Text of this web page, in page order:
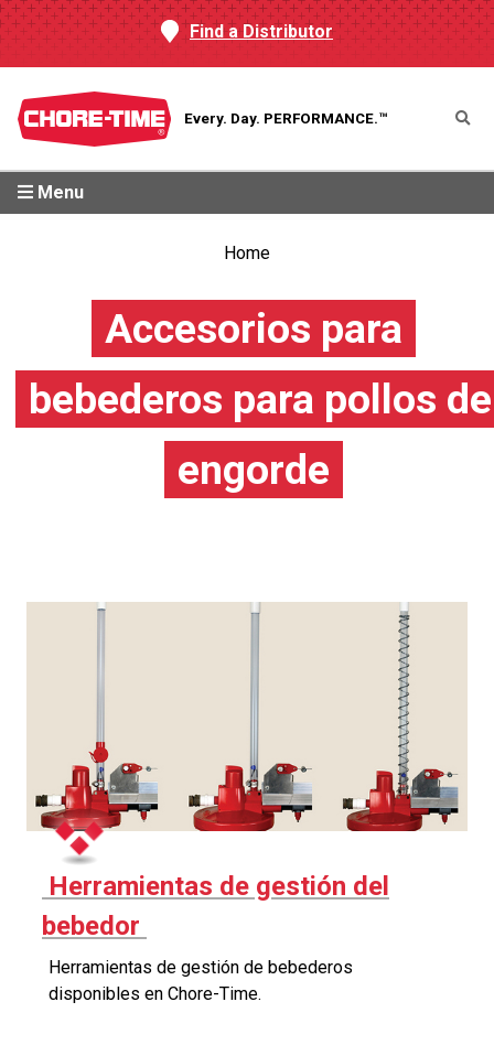
Find a Distributor
Every. Day. PERFORMANCE.™
Menu
Home
Accesorios para
bebederos para pollos de
engorde
Herramientas de gestión del
bebedor
Herramientas de gestión de bebederos
disponibles en Chore-Time.